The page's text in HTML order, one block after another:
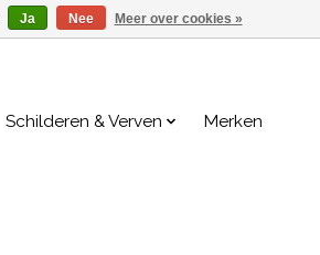
Schilderen & Verven Merken
Ja Nee Meer over cookies »